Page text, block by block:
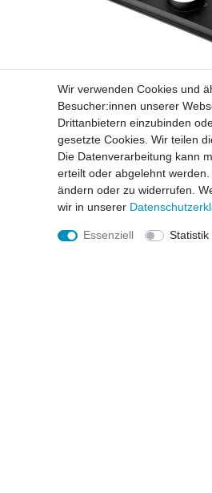
Linwood
Toshiba Kanalklimagerät
Einfach montiert,
die perfekte Lösung für
Luftverteilung mit
- Passend für Toshiba
- ABS-Material mit hoher
Schlagfestigkeit
Wir verwenden Cookies und
Besucher:innen unserer
Drittanbietern einzubinden
gesetzte Cookies. Wir teilen
Die Datenverarbeitung kann
erteilt oder abgelehnt
ändern oder zu widerrufen.
wir in unserer
Essenziell Statistik